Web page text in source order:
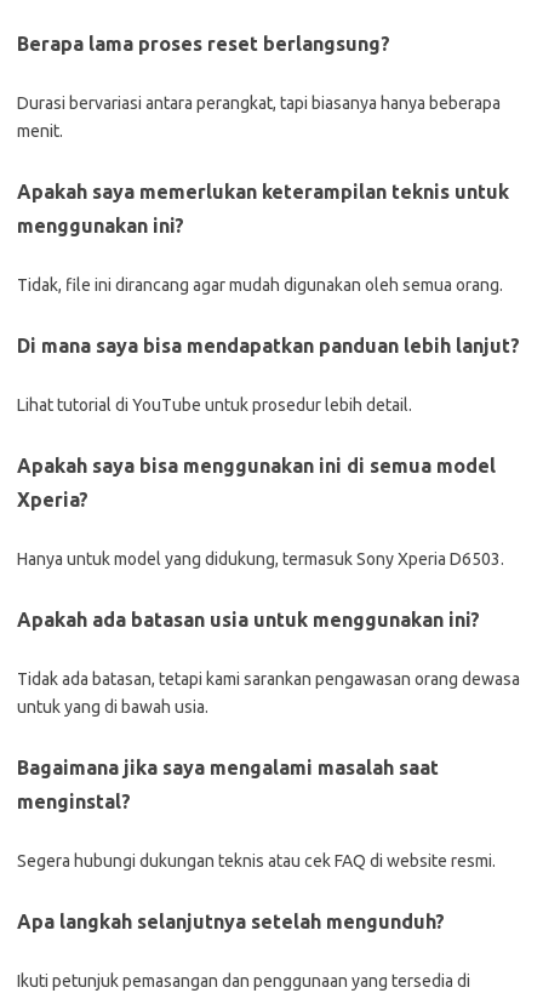
Berapa lama proses reset berlangsung?
Durasi bervariasi antara perangkat, tapi biasanya hanya beberapa
menit.
Apakah saya memerlukan keterampilan teknis untuk
menggunakan ini?
Tidak, file ini dirancang agar mudah digunakan oleh semua orang.
Di mana saya bisa mendapatkan panduan lebih lanjut?
Lihat tutorial di YouTube untuk prosedur lebih detail.
Apakah saya bisa menggunakan ini di semua model
Xperia?
Hanya untuk model yang didukung, termasuk Sony Xperia D6503.
Apakah ada batasan usia untuk menggunakan ini?
Tidak ada batasan, tetapi kami sarankan pengawasan orang dewasa
untuk yang di bawah usia.
Bagaimana jika saya mengalami masalah saat
menginstal?
Segera hubungi dukungan teknis atau cek FAQ di website resmi.
Apa langkah selanjutnya setelah mengunduh?
Ikuti petunjuk pemasangan dan penggunaan yang tersedia di